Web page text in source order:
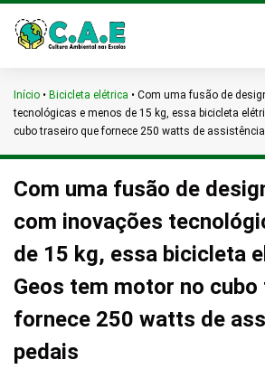
Início • Bicicleta elétrica • Com uma fusão de
tecnológicas e menos de 15 kg, essa bicicleta
cubo traseiro que fornece 250 watts de
Com uma fusão de
com inovações
de 15 kg, essa bicicleta
Geos tem motor no
fornece 250 watts de
pedais